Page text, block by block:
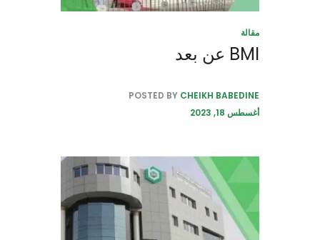
مقالة
BMI عن بعد
POSTED BY CHEIKH BABEDINE
أغسطس 18, 2023